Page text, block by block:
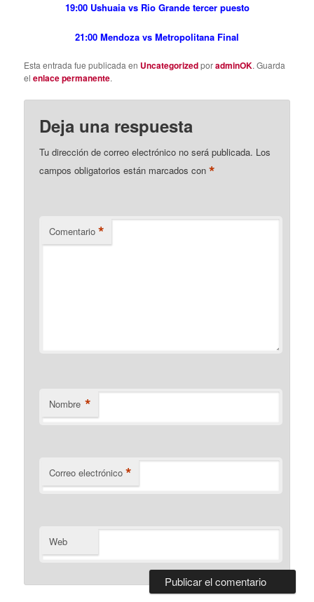
19:00 Ushuaia vs Rio Grande tercer puesto
21:00 Mendoza vs Metropolitana Final
Esta entrada fue publicada en UncategorizedporadminOK. Guarda
elenlace permanente.
Deja una respuesta
Tu dirección de correo electrónico no será publicada. Los
campos obligatorios están marcados con*
Comentario *
Nombre *
Correo electrónico *
Web